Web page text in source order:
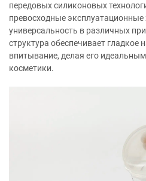
передовых силиконовых
превосходные эксплуатационные
универсальность в различных
структура обеспечивает гладкое
впитывание, делая его
косметики.